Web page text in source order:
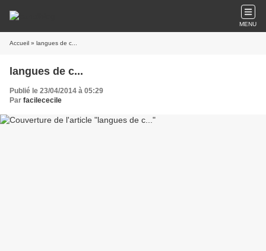
MENU
Accueil » langues de c...
langues de c...
Publié le 23/04/2014 à 05:29
Par facilececile